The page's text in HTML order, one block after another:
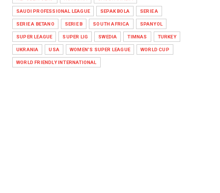
SAUDI PROFESSIONAL LEAGUE SEPAK BOLA SERIE A
SERIE A BETANO SERIE B SOUTH AFRICA SPANYOL
SUPER LEAGUE SUPER LIG SWEDIA TIMNAS TURKEY
UKRANIA USA WOMEN'S SUPER LEAGUE WORLD CUP
WORLD FRIENDLY INTERNATIONAL